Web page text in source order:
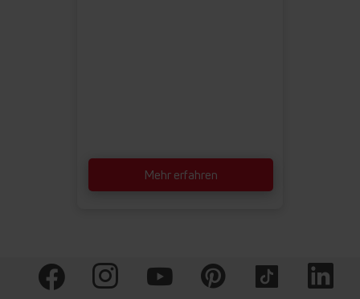
Mehr erfahren